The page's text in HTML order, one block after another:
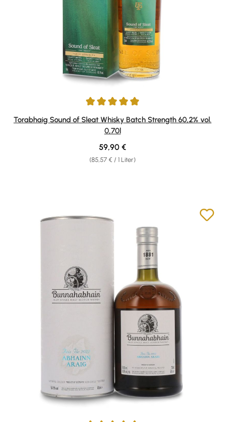
Durchschnittliche Bewertung von 5 von 5 Sternen
Torabhaig Sound of Sleat Whisky Batch Strength 60,2% vol.
0,70l
(85,57 € / 1 Liter)
Regulärer Preis:
59,90 €